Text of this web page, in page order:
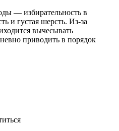
— избирательность в
и густая шерсть. Из-за
вычесывать
приводить в порядок